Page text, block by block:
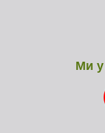
Ми у